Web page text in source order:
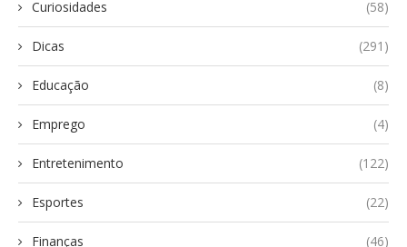
Curiosidades (58)
Dicas (291)
Educação (8)
Emprego (4)
Entretenimento (122)
Esportes (22)
Finanças (46)